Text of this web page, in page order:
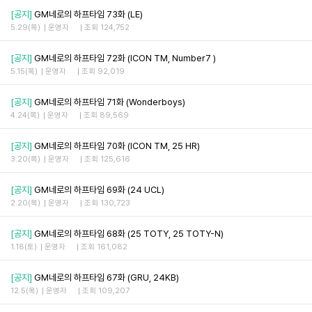
[공지] GM네로의 하프타임 73화 (LE)
5.29(목) 운영자 조회 124,752
[공지] GM네로의 하프타임 72화 (ICON TM, Number7 )
5.15(목) 운영자 조회 92,019
[공지] GM네로의 하프타임 71화 (Wonderboys)
4.24(목) 운영자 조회 89,569
[공지] GM네로의 하프타임 70화 (ICON TM, 25 HR)
3.20(목) 운영자 조회 125,616
[공지] GM네로의 하프타임 69화 (24 UCL)
2.20(목) 운영자 조회 130,723
[공지] GM네로의 하프타임 68화 (25 TOTY, 25 TOTY-N)
1.18(토) 운영자 조회 161,082
[공지] GM네로의 하프타임 67화 (GRU, 24KB)
12.5(목) 운영자 조회 109,207